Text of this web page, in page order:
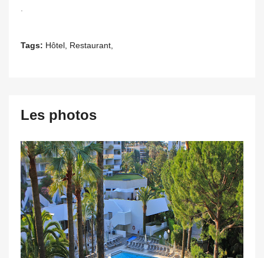
.
Tags: Hôtel, Restaurant,
Les photos